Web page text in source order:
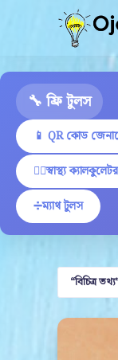
🔧 ফ্রি টুলস
📱 QR কোড
🏋️‍♂️স্বাস্থ্য
➗ম্যাথ টুলস
বিচিত্র তথ‌্য